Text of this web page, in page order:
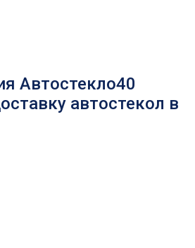
Автостекло40
автостекол в